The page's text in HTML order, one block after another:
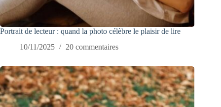
Portrait de lecteur : quand la photo célèbre le plaisir de lire
10/11/2025
20 commentaires